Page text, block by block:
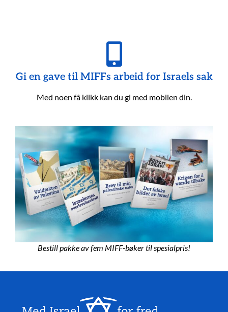
Gi en gave til MIFFs arbeid for Israels sak
Med noen få klikk kan du gi med mobilen din.
Bestill pakke av fem MIFF-bøker til spesialpris!